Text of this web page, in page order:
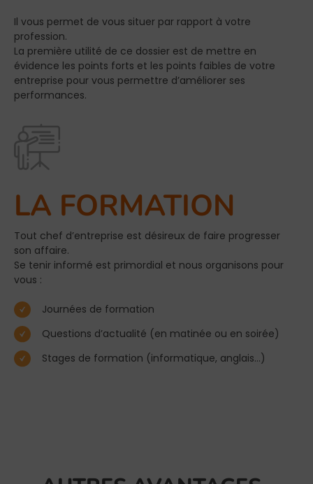
Il vous permet de vous situer par rapport à votre
profession.
La première utilité de ce dossier est de mettre en
évidence les points forts et les points faibles de votre
entreprise pour vous permettre d’améliorer ses
performances.
LA FORMATION
Tout chef d’entreprise est désireux de faire progresser
son affaire.
Se tenir informé est primordial et nous organisons pour
vous :
Journées de formation
Questions d’actualité (en matinée ou en soirée)
Stages de formation (informatique, anglais…)